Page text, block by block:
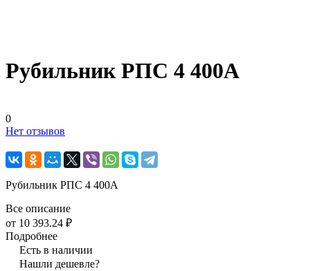
Рубильник РПС 4 400А
0
Нет отзывов
Рубильник РПС 4 400А
Все описание
от 10 393.24 ₽
Подробнее
Есть в наличии
Нашли дешевле?